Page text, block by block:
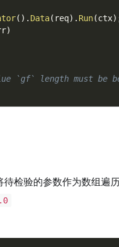
( ) . Data( req) . Run(ctx)
)
`gf` length must be
待检验的参数作为数组遍